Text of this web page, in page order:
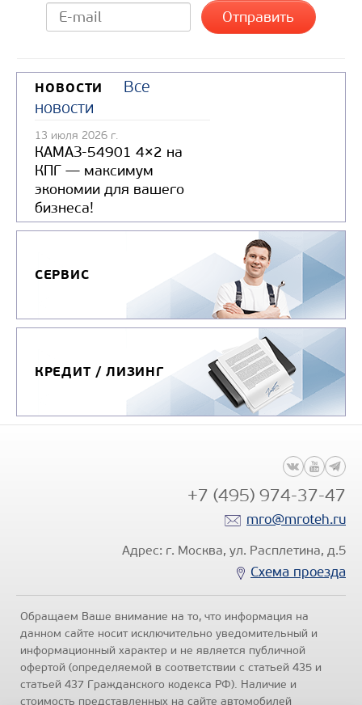
НОВОСТИ
Все
новости
13 июля 2026 г.
КАМАЗ-54901 4×2 на
КПГ — максимум
экономии для вашего
бизнеса!
СЕРВИС
КРЕДИТ / ЛИЗИНГ
+7 (495) 974-37-47
mro@mroteh.ru
Адрес: г. Москва, ул. Расплетина, д.5
Схема проезда
Обращаем Ваше внимание на то, что информация на
данном сайте носит исключительно уведомительный и
информационный характер и не является публичной
офертой (определяемой в соответствии с статьей 435 и
статьей 437 Гражданского кодекса РФ). Наличие и
стоимость представленных на сайте автомобилей